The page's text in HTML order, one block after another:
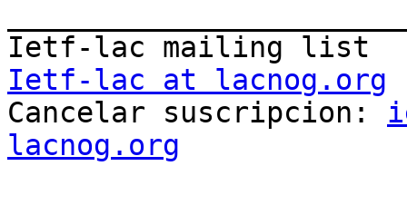
Ietf-lac at lacnog.org
Cancelar suscripcion:
lacnog.org